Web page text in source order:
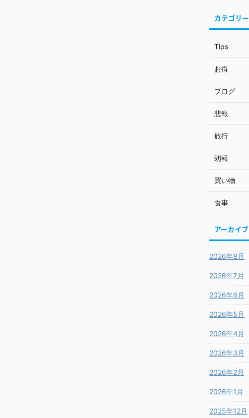
カテゴリー
Tips
お得
ブログ
悲報
旅行
朗報
買い物
食事
アーカイブ
2026年8月
2026年7月
2026年6月
2026年5月
2026年4月
2026年3月
2026年2月
2026年1月
2025年12月